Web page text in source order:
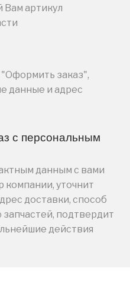
Вам артикул
заказ",
данные и адрес
с персональным
данным с вами
уточнит
доставки, способ
подтвердит
действия